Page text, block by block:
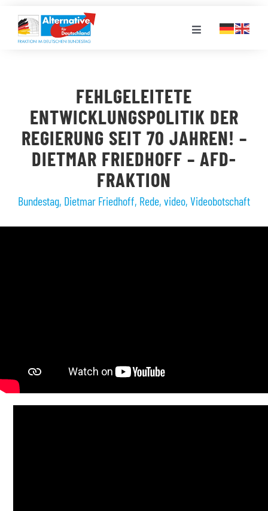
Inhalt
springen
Toggle
LANDESGRUPPEN
VERANSTALTUNGEN
STELLENPORTAL
FEHLGELEITETE
ENTWICKLUNGSPOLITIK DER
REGIERUNG SEIT 70 JAHREN! –
DIETMAR FRIEDHOFF – AFD-
FRAKTION
Bundestag, Dietmar Friedhoff, Rede, video, Videobotschaft